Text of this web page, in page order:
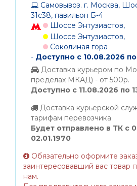
Самовывоз. г. Москва,
31с38, павильон Б-4
Шоссе Энтузиастов,
Шоссе Энтузиастов,
Соколиная гора
- Доступно с 10.08.2026
Доставка курьером по
пределах МКАД) - от 500р.
Доступно с 11.08.2026 по
Доставка курьерской
тарифам перевозчика
Будет отправлено в ТК с
02.01.1970
Обязательно оформите
заинтересовавший вас товар
нам.